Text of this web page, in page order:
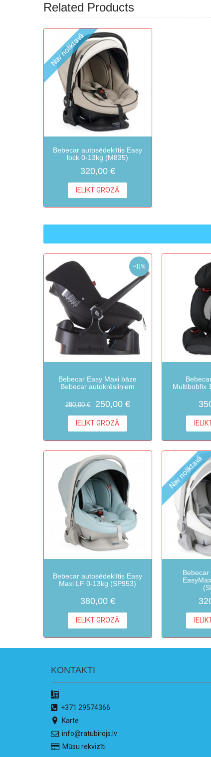
Related Products
Nav noliktavā
Bebecar autosēdeklītis Easy
lock 0-13kg (M835)
320,00 €
IELIKT GROZĀ
-11%
Bebecar Easy Maxi bāze
Bebecar autokrēsliņiem
280,00 € 250,00 €
IELIKT GROZĀ
Multibobfix
Bebecar autosēdeklītis Easy
Maxi LF 0-13kg (SP953)
380,00 €
IELIKT GROZĀ
Nav noliktavā
KONTAKTI
+371 29574366
Karte
info@ratubirojs.lv
Mūsu rekvizīti